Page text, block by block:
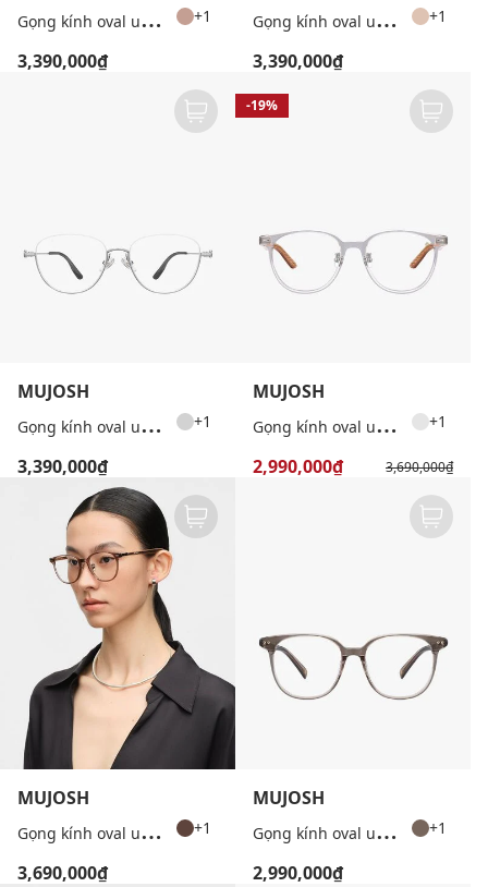
G
ọng kính oval unisex bản mảnh +1
3,390,000₫
G
ọng kính oval unisex bản mảnh +1
3,390,000₫
MUJOSH
G
ọng kính oval unisex bản mảnh +1
3,390,000₫
-19%
MUJOSH
G
ọng kính oval unisex bản mảnh +1
2,990,000₫ 3,690,000₫
MUJOSH
G
ọng kính oval unisex bản mảnh +1
3,690,000₫
MUJOSH
G
ọng kính oval unisex bản mảnh +1
2,990,000₫